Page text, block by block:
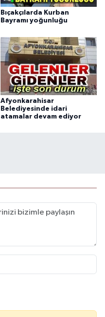
Bıçakçılarda Kurban
Bayramı yoğunluğu
Afyonkarahisar
Belediyesinde idari
atamalar devam ediyor